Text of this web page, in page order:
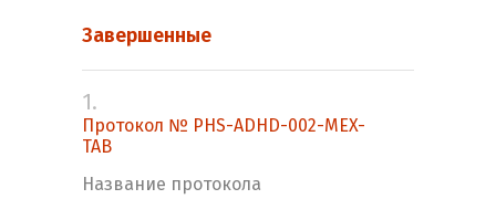
Завершенные
1.
Протокол № PHS-ADHD-002-MEX-
TAB
Название протокола